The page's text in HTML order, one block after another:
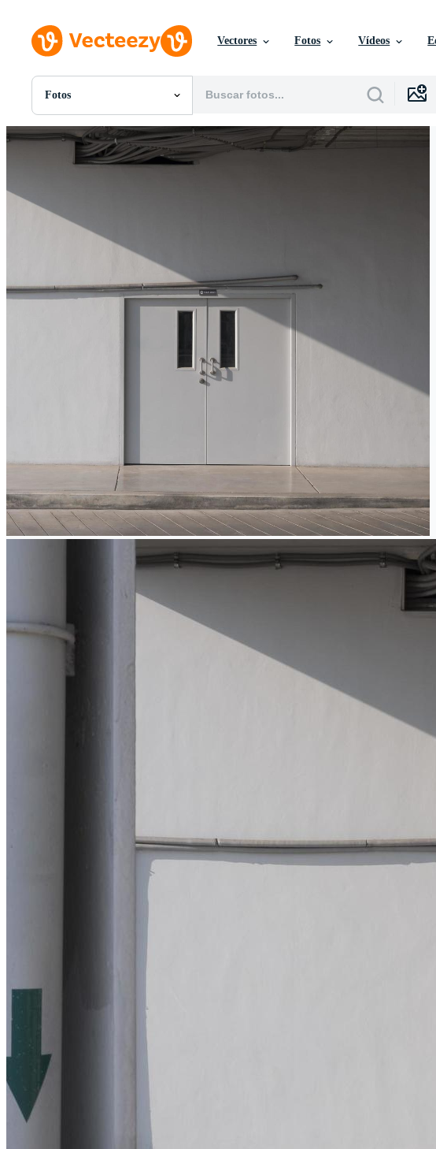
Vectores Fotos Vídeos
Fotos
Todas Imágenes
Fotos
PNGs
PSDs
Videos
Gráficos en Movimiento
Imágenes Editoriales